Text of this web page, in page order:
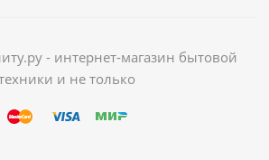
- интернет-магазин бытовой
и не только